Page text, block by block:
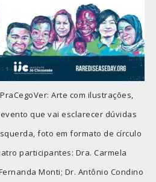
Arte com ilustrações,
que vai esclarecer dúvidas
foto em formato de círculo
participantes: Dra. Carmela
Monti; Dr. Antônio Condino